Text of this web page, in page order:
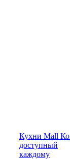
Кухни Mall
доступный
каждому